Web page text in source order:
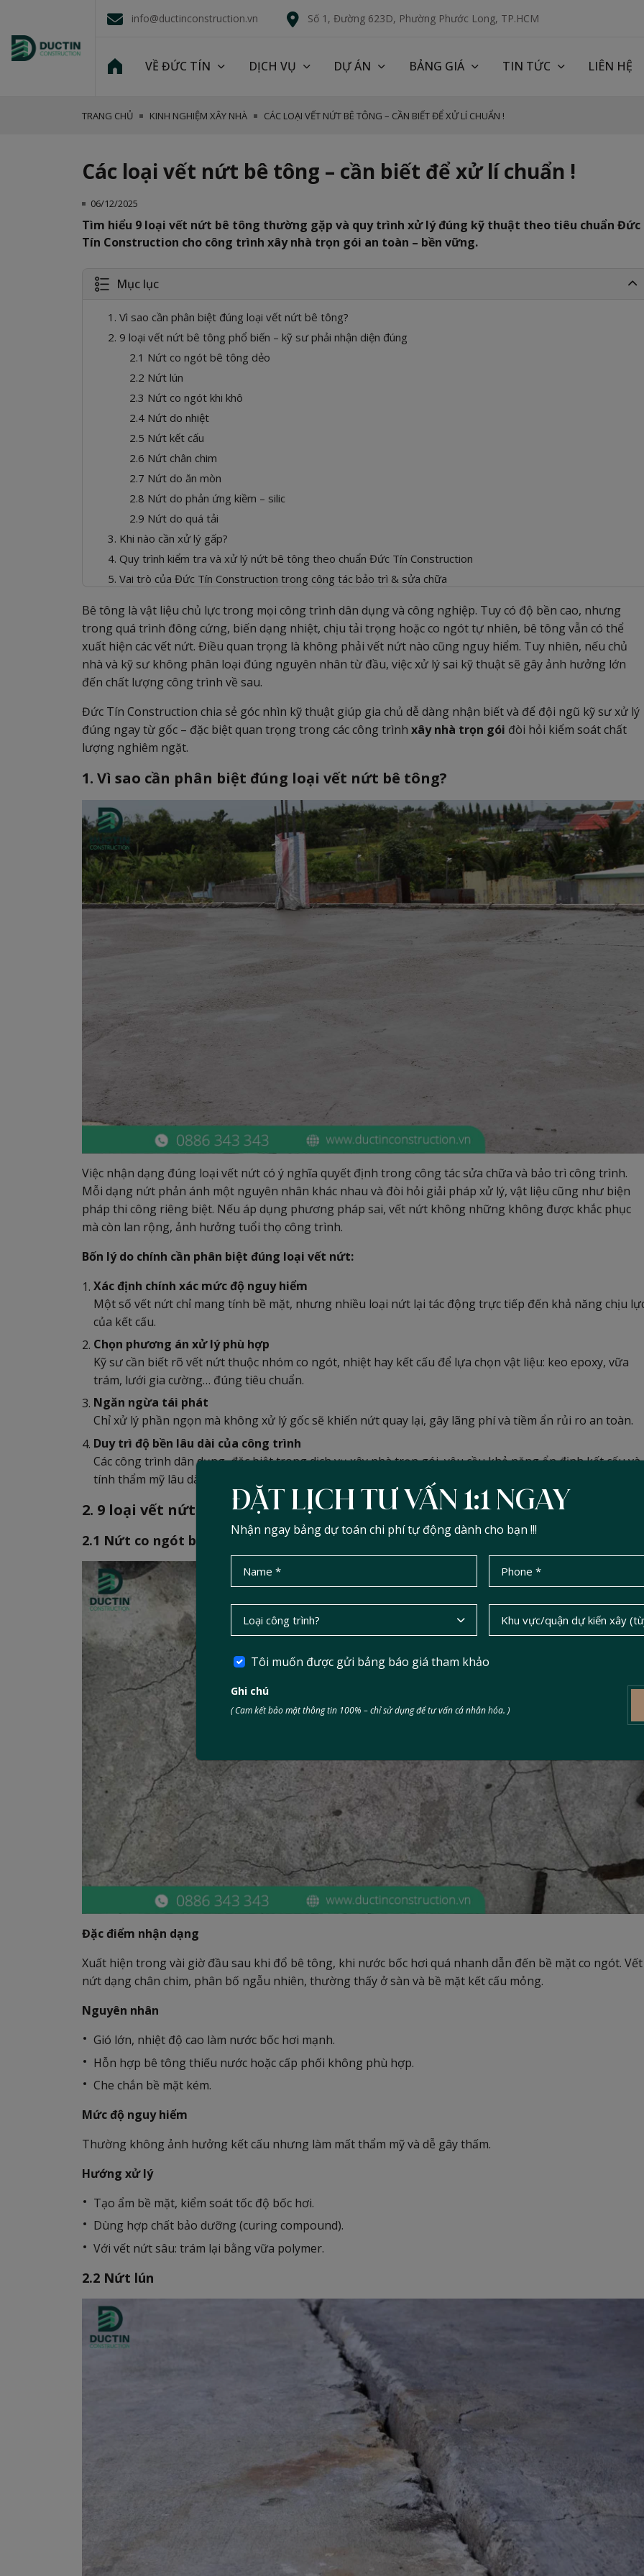
info@ductinconstruction.vn Số 1, Đường 623D, Phường Phước Long, TP.HCM
VỀ ĐỨC TÍN DỊCH VỤ DỰ ÁN BẢNG GIÁ TIN TỨC LIÊN HỆ
TRANG CHỦ KINH NGHIỆM XÂY NHÀ CÁC LOẠI VẾT NỨT BÊ TÔNG – CẦN BIẾT ĐỂ XỬ LÍ CHUẨN !
Các loại vết nứt bê tông – cần biết để xử lí chuẩn !
06/12/2025
Tìm hiểu 9 loại vết nứt bê tông thường gặp và quy trình xử lý đúng kỹ thuật theo tiêu chuẩn Đức
Tín Construction cho công trình xây nhà trọn gói an toàn – bền vững.
Mục lục
1. Vì sao cần phân biệt đúng loại vết nứt bê tông?
2. 9 loại vết nứt bê tông phổ biến – kỹ sư phải nhận diện đúng
2.1 Nứt co ngót bê tông dẻo
2.2 Nứt lún
2.3 Nứt co ngót khi khô
2.4 Nứt do nhiệt
2.5 Nứt kết cấu
2.6 Nứt chân chim
2.7 Nứt do ăn mòn
2.8 Nứt do phản ứng kiềm – silic
2.9 Nứt do quá tải
3. Khi nào cần xử lý gấp?
4. Quy trình kiểm tra và xử lý nứt bê tông theo chuẩn Đức Tín Construction
5. Vai trò của Đức Tín Construction trong công tác bảo trì & sửa chữa
Bê tông là vật liệu chủ lực trong mọi công trình dân dụng và công nghiệp. Tuy có độ bền cao, nhưng
trong quá trình đông cứng, biến dạng nhiệt, chịu tải trọng hoặc co ngót tự nhiên, bê tông vẫn có thể
xuất hiện các vết nứt. Điều quan trọng là không phải vết nứt nào cũng nguy hiểm. Tuy nhiên, nếu chủ
nhà và kỹ sư không phân loại đúng nguyên nhân từ đầu, việc xử lý sai kỹ thuật sẽ gây ảnh hưởng lớn
đến chất lượng công trình về sau.
Đức Tín Construction chia sẻ góc nhìn kỹ thuật giúp gia chủ dễ dàng nhận biết và để đội ngũ kỹ sư xử lý
đúng ngay từ gốc – đặc biệt quan trọng trong các công trình xây nhà trọn gói đòi hỏi kiểm soát chất
lượng nghiêm ngặt.
1. Vì sao cần phân biệt đúng loại vết nứt bê tông?
Việc nhận dạng đúng loại vết nứt có ý nghĩa quyết định trong công tác sửa chữa và bảo trì công trình.
Mỗi dạng nứt phản ánh một nguyên nhân khác nhau và đòi hỏi giải pháp xử lý, vật liệu cũng như biện
pháp thi công riêng biệt. Nếu áp dụng phương pháp sai, vết nứt không những không được khắc phục
mà còn lan rộng, ảnh hưởng tuổi thọ công trình.
Bốn lý do chính cần phân biệt đúng loại vết nứt:
Xác định chính xác mức độ nguy hiểm
Một số vết nứt chỉ mang tính bề mặt, nhưng nhiều loại nứt lại tác động trực tiếp đến khả năng chịu
của kết cấu.
Chọn phương án xử lý phù hợp
Kỹ sư cần biết rõ vết nứt thuộc nhóm co ngót, nhiệt hay kết cấu để lựa chọn vật liệu: keo epoxy, vữa
trám, lưới gia cường… đúng tiêu chuẩn.
Ngăn ngừa tái phát
Chỉ xử lý phần ngọn mà không xử lý gốc sẽ khiến nứt quay lại, gây lãng phí và tiềm ẩn rủi ro an toàn.
Duy trì độ bền lâu dài của công trình
Các công trình dân dụng, đặc biệt trong dịch vụ xây nhà trọn gói, yêu cầu khả năng ổn định kết cấu và
tính thẩm mỹ lâu dài. Nhận diện đúng vết nứt bảo đảm công trình vận hành ổn định sau khi bàn giao.
2. 9 loại vết nứt bê tông phổ biến – kỹ sư phải nhận diện đúng
2.1 Nứt co ngót bê tông dẻo
Đặc điểm nhận dạng
Xuất hiện trong vài giờ đầu sau khi đổ bê tông, khi nước bốc hơi quá nhanh dẫn đến bề mặt co ngót. Vết
nứt dạng chân chim, phân bố ngẫu nhiên, thường thấy ở sàn và bề mặt kết cấu mỏng.
Nguyên nhân
Gió lớn, nhiệt độ cao làm nước bốc hơi mạnh.
Hỗn hợp bê tông thiếu nước hoặc cấp phối không phù hợp.
Che chắn bề mặt kém.
Mức độ nguy hiểm
Thường không ảnh hưởng kết cấu nhưng làm mất thẩm mỹ và dễ gây thấm.
Hướng xử lý
Tạo ẩm bề mặt, kiểm soát tốc độ bốc hơi.
Dùng hợp chất bảo dưỡng (curing compound).
Với vết nứt sâu: trám lại bằng vữa polymer.
2.2 Nứt lún
ĐẶT LỊCH TƯ VẤN 1:1 NGAY
Nhận ngay bảng dự toán chi phí tự động dành cho bạn !!!
Tôi muốn được gửi bảng báo giá tham khảo
Ghi chú
( Cam kết bảo mật thông tin 100% – chỉ sử dụng để tư vấn cá nhân hóa. )